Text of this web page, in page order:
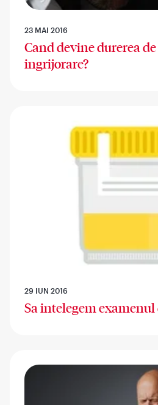
23 MAI 2016
Cand devine durerea
ingrijorare?
29 IUN 2016
Sa intelegem